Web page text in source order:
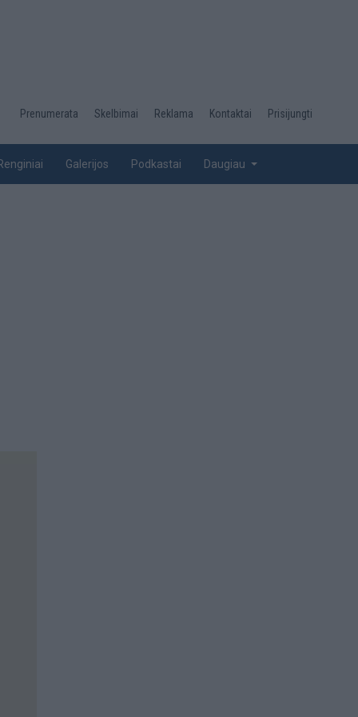
Desktop
top
Prenumerata Skelbimai Reklama Kontaktai Prisijungti
Galerijos Podkastai Daugiau